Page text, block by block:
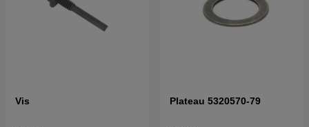
Vis Plateau 5320570-79